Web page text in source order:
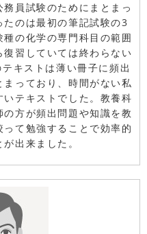
員試験のためにまとまっ
のは最初の筆記試験の3
の化学の専門科目の範囲
習していては終わらない
キストは薄い冊子に頻出
っており、時間がない私
テキストでした。教養科
方が頻出問題や知識を教
て勉強することで効率的
出来ました。